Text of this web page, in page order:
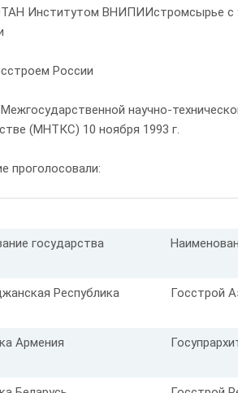
Институтом ВНИПИИстромсырье
России
научно-
(МНТКС) 10 ноября 1993 г.
проголосовали:
государства
Республика Госстрой
Армения